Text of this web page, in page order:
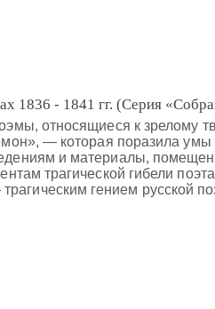
1836 - 1841 гг. (Серия
относящиеся к зрелому
— которая поразила
и материалы,
трагической гибели
гением русской